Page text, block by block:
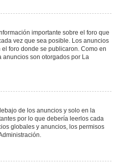
importante sobre el foro que
vez que sea posible. Los anuncios
foro donde se publicaron. Como en
anuncios son otorgados por La
de los anuncios y solo en la
por lo que debería leerlos cada
globales y anuncios, los permisos